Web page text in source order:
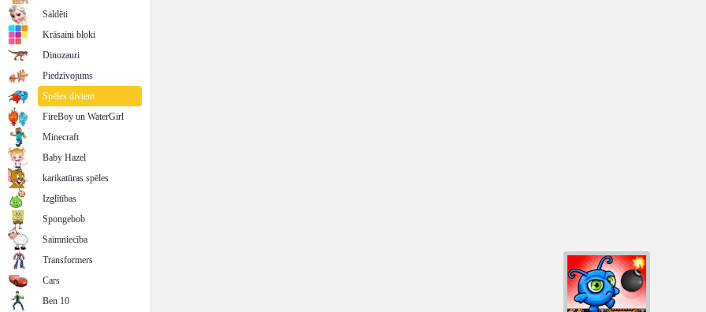
Saldēti
Krāsaini bloki
Dinozauri
Piedzīvojums
Spēles diviem
FireBoy un WaterGirl
Minecraft
Baby Hazel
karikatūras spēles
Izglītības
Spongebob
Saimniecība
Transformers
Cars
Ben 10